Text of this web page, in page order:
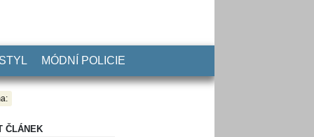
MÓDNÍ POLICIE
ČLÁNEK